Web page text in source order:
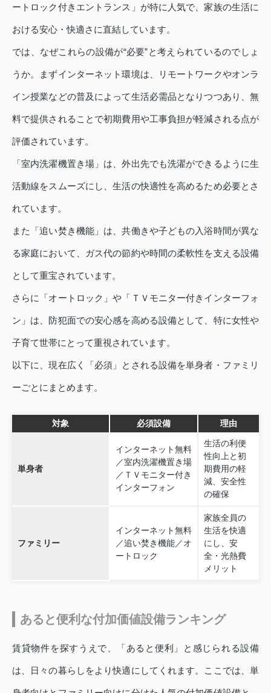
ートロック付きエントランス」が特に人気で、家族の生活に
おける安心・快適さに直結しています。
では、なぜこれらの設備が“必要”と考えられているのでしょ
うか。まずインターネット環境は、リモートワークやオンラ
イン授業などの普及によって生活必需品となりつつあり、無
料で提供されることで初期費用や工事負担が軽減される点が
評価されています。
「室内洗濯機置き場」は、外出先でも洗濯ができるように生
活動線をスムーズにし、生活の快適性を高めるため必要とさ
れています。
また「追い焚き機能」は、共働きや子どもの入浴時間が異な
る家庭において、ガス代の節約や時間の柔軟性を支える設備
として重宝されています。
さらに「オートロック」や「ＴＶモニター付きインターフォ
ン」は、防犯面での安心感を高める設備として、特に女性や
子育て世帯にとって重視されています。
以下に、現在広く「必須」とされる設備を単身者・ファミリ
ーごとにまとめます。
対象 必須設備 理由
単身者
インターネット無料
／室内洗濯機置き場
／ＴＶモニター付き
インターフォン
生活の利便
性向上と初
期費用の軽
減、安全性
の確保
ファミリー
インターネット無料
／追い焚き機能／オ
ートロック
家族全員の
生活を快適
にし、安
全・光熱費
メリット
あると便利な付加価値設備ランキング
賃貸物件を探すうえで、「あると便利」と感じられる設備
は、日々の暮らしをより快適にしてくれます。ここでは、単